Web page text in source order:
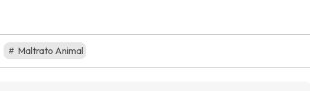
Maltrato Animal